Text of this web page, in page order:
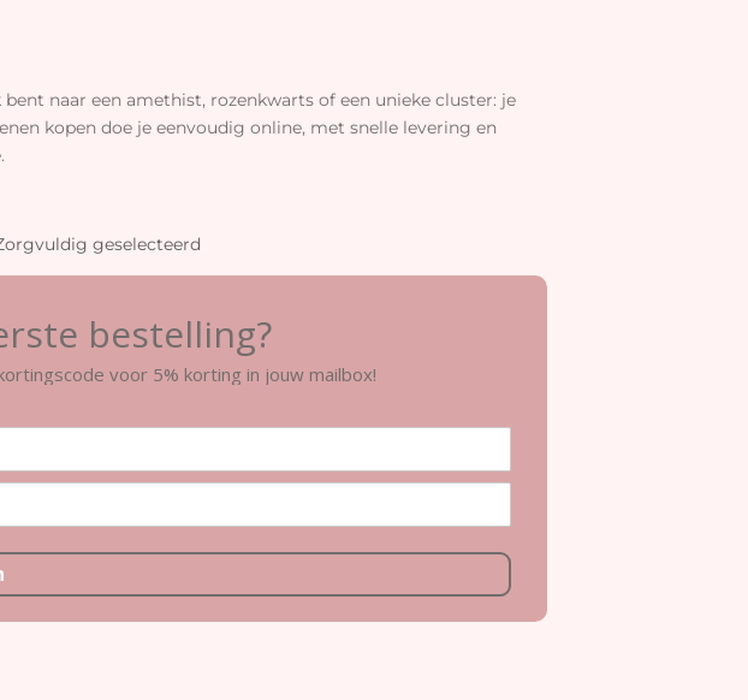
naar een amethist, rozenkwarts of een unieke cluster: je
kopen doe je eenvoudig online, met snelle levering en
geselecteerd
bestelling?
voor 5% korting in jouw mailbox!